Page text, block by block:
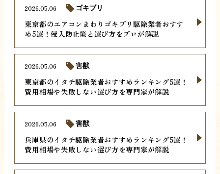
東京都のエアコンまわりゴキブリ駆除業者おすす
め5選！侵入防止策と選び方をプロが解説
2026.05.06 ゴキブリ
東京都のイタチ駆除業者おすすめランキング5選！
費用相場や失敗しない選び方を専門家が解説
2026.05.06 害獣
兵庫県のイタチ駆除業者おすすめランキング5選！
費用相場や失敗しない選び方を専門家が解説
2026.05.06 害獣